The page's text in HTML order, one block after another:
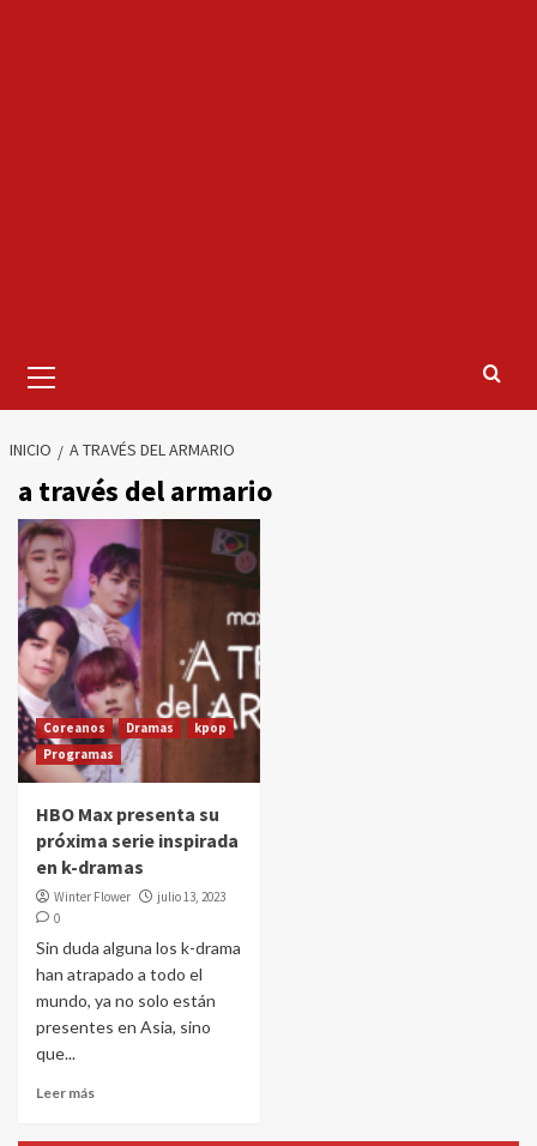
primario
INICIO A TRAVÉS DEL ARMARIO
a través del armario
Coreanos Dramas
kpop
Programas
HBO Max presenta su
próxima serie inspirada
en k-dramas
Winter Flower
julio 13, 2023
0
Sin duda alguna los k-drama
han atrapado a todo el
mundo, ya no solo están
presentes en Asia, sino
que...
Leer más